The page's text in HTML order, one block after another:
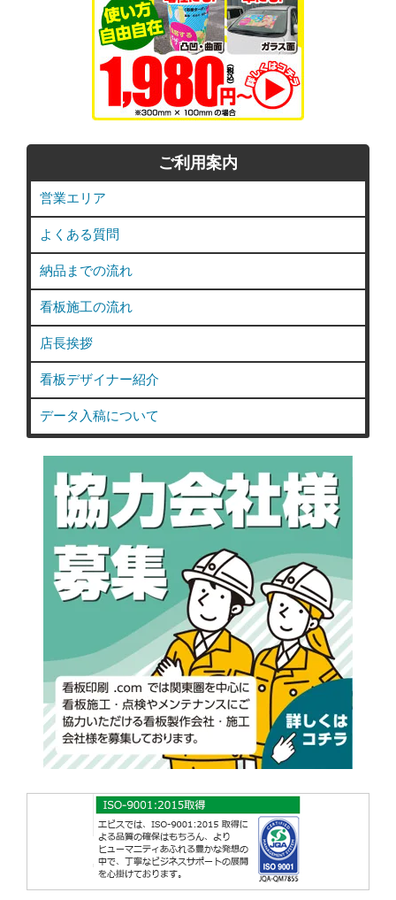
ご利用案内
営業エリア
よくある質問
納品までの流れ
看板施工の流れ
店長挨拶
看板デザイナー紹介
データ入稿について